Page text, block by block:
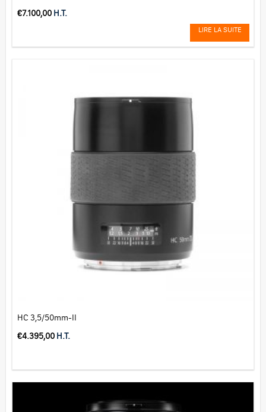
€7.100,00 H.T.
LIRE LA SUITE
HC 3,5/50mm-II
€4.395,00 H.T.